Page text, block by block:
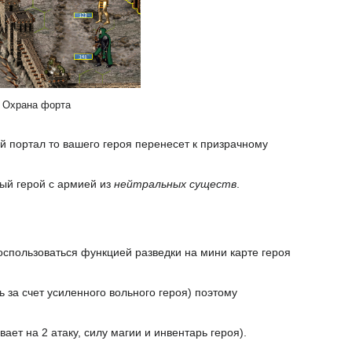
Охрана форта
то вашего героя перенесет к призрачному
герой с армией из нейтральных существ
функцией разведки на мини карте героя
счет усиленного вольного героя) поэтому
на 2 атаку, силу магии и инвентарь героя).